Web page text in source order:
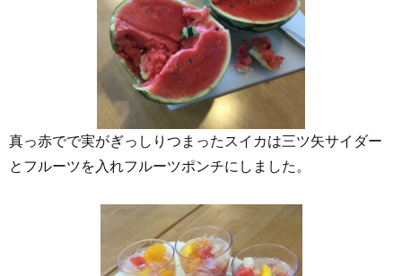
真っ赤でで実がぎっしりつまったスイカは三ツ矢サイダー
とフルーツを入れフルーツポンチにしました。